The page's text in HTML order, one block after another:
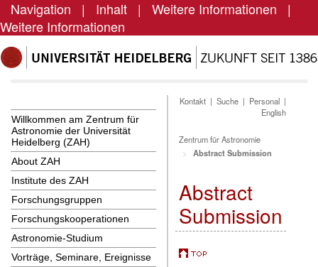
Navigation | Inhalt | Weitere Informationen |
Weitere Informationen
Willkommen am Zentrum für
Astronomie der Universität
Heidelberg (ZAH)
About ZAH
Institute des ZAH
Forschungsgruppen
Forschungskooperationen
Astronomie-Studium
Vorträge, Seminare, Ereignisse
Kontakt | Suche | Personal |
English
Zentrum für Astronomie
Abstract Submission
Abstract
Submission